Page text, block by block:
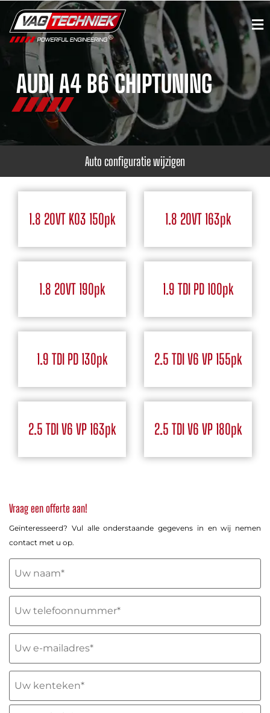
AUDI A4 B6 CHIPTUNING
Auto configuratie wijzigen
1.8 20VT K03 150pk 1.8 20VT 163pk
1.8 20VT 190pk 1.9 TDI PD 100pk
1.9 TDI PD 130pk 2.5 TDI V6 VP 155pk
2.5 TDI V6 VP 163pk 2.5 TDI V6 VP 180pk
Vraag een offerte aan!
Geïnteresseerd? Vul alle onderstaande gegevens in en wij nemen
contact met u op.
Uw
naam
Telefoon
(Vereist)
E-
mailadres
Uw
kenteken
Transmissie*